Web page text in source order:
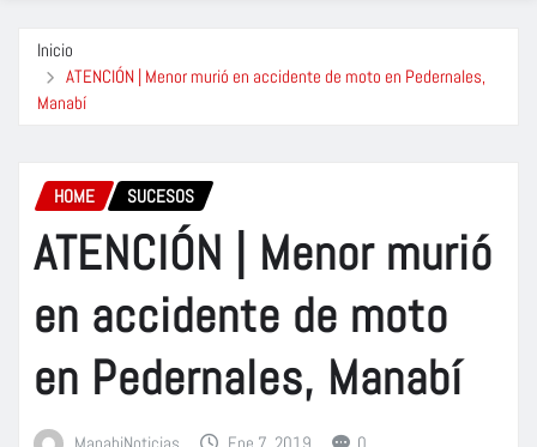
Inicio
ATENCIÓN | Menor murió en accidente de moto en Pedernales,
Manabí
HOME SUCESOS
ATENCIÓN | Menor murió
en accidente de moto
en Pedernales, Manabí